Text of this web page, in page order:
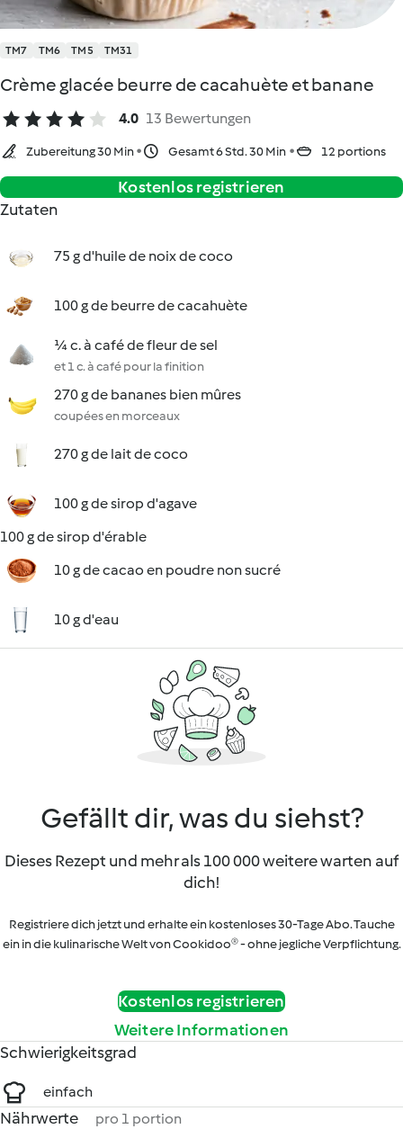
TM7 TM6 TM5 TM31
Crème glacée beurre de cacahuète et banane
4.0 13 Bewertungen
Zubereitung 30 Min Gesamt 6 Std. 30 Min 12 portions
Kostenlos registrieren
Zutaten
75 g d'huile de noix de coco
100 g de beurre de cacahuète
¼ c. à café de fleur de sel
et 1 c. à café pour la finition
270 g de bananes bien mûres
coupées en morceaux
270 g de lait de coco
100 g de sirop d'agave
100 g de sirop d'érable
10 g de cacao en poudre non sucré
10 g d'eau
Gefällt dir, was du siehst?
Dieses Rezept und mehr als 100 000 weitere warten auf
dich!
Registriere dich jetzt und erhalte ein kostenloses 30-Tage Abo. Tauche
ein in die kulinarische Welt von Cookidoo® - ohne jegliche Verpflichtung.
Kostenlos registrieren
Weitere Informationen
Schwierigkeitsgrad
einfach
Nährwerte pro 1 portion